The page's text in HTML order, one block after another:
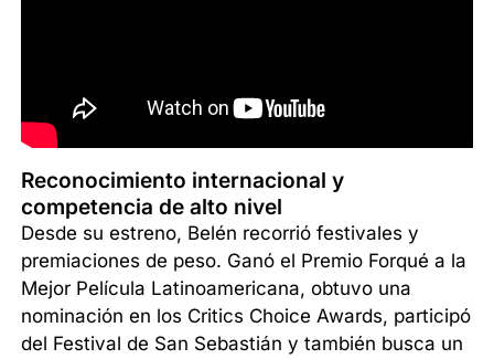
Reconocimiento internacional y
competencia de alto nivel
Desde su estreno, Belén recorrió festivales y
premiaciones de peso. Ganó el Premio Forqué a la
Mejor Película Latinoamericana, obtuvo una
nominación en los Critics Choice Awards, participó
del Festival de San Sebastián y también busca un